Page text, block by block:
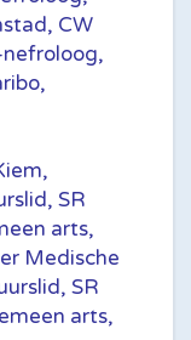
CW
nefroloog,
SR
arts,
Medische
SR
arts,